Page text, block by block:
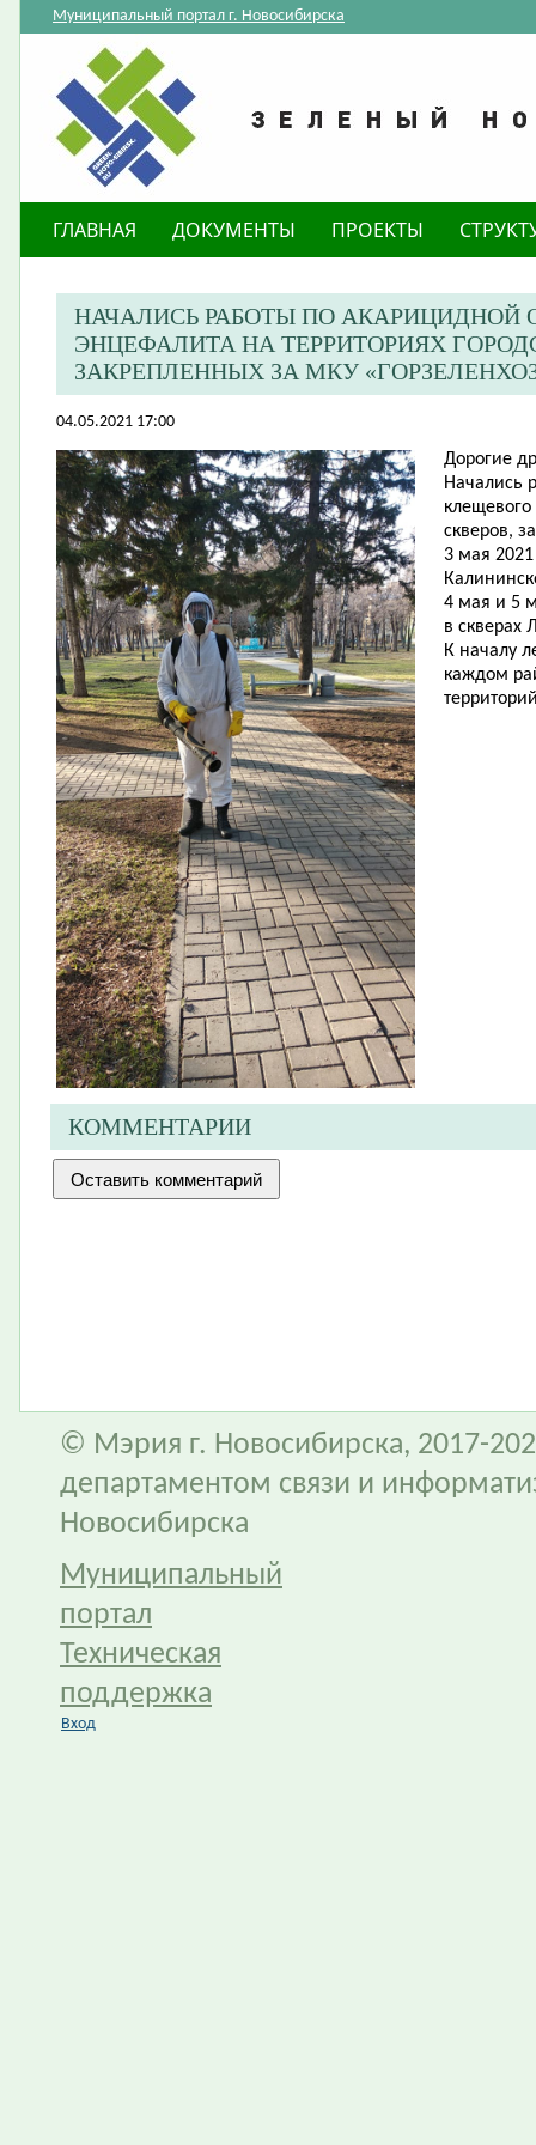
Муниципальный портал г. Новосибирска
ГЛАВНАЯ ДОКУМЕНТЫ ПРОЕКТЫ
НАЧАЛИСЬ РАБОТЫ ПО АКАРИЦИДНОЙ
ЭНЦЕФАЛИТА НА ТЕРРИТОРИЯХ
ЗАКРЕПЛЕННЫХ ЗА МКУ
04.05.2021 17:00
Дорогие
Начались
клещевого
скверов,
3 мая
4 мая и 5
в скверах
К началу
каждом
КОММЕНТАРИИ
© Мэрия г. Новосибирска, 2017-
департаментом связи и
Новосибирска
Муниципальный
портал
Техническая
поддержка
Вход